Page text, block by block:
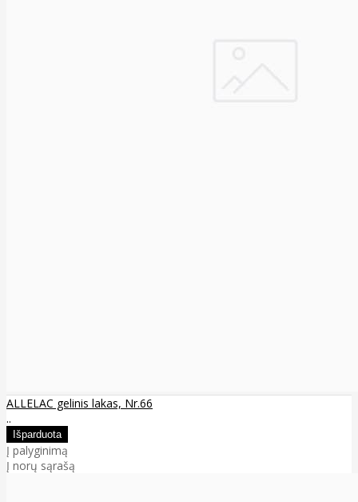
ALLELAC gelinis lakas, Nr.66
..
Į palyginimą
Į norų sąrašą